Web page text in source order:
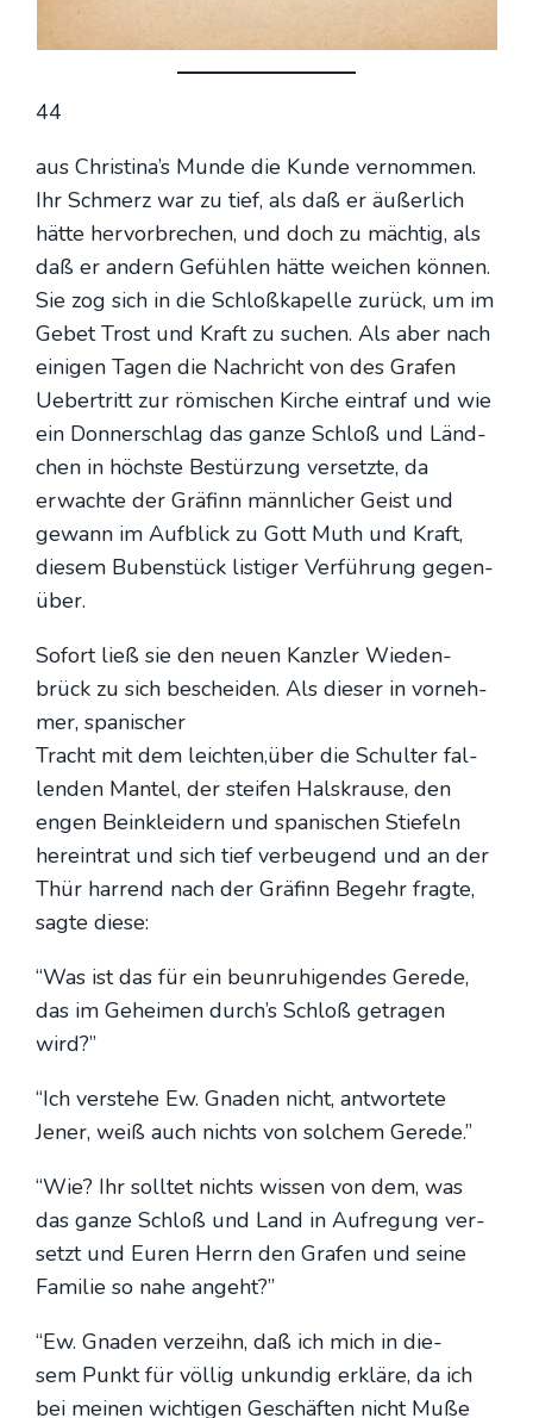
44
aus Christina’s Mun­de die Kun­de ver­nom­men.
Ihr Schmerz war zu tief, als daß er äußer­lich
hät­te her­vor­bre­chen, und doch zu mäch­tig, als
daß er andern Gefüh­len hät­te wei­chen kön­nen.
Sie zog sich in die Schloß­ka­pel­le zurück, um im
Gebet Trost und Kraft zu suchen. Als aber nach
eini­gen Tagen die Nach­richt von des Gra­fen
Ueber­tritt zur römi­schen Kir­che ein­traf und wie
ein Don­ner­schlag das gan­ze Schloß und Länd­
chen in höchs­te Bestür­zung ver­setz­te, da
erwach­te der Grä­finn männ­li­cher Geist und
gewann im Auf­blick zu Gott Muth und Kraft,
die­sem Buben­stück lis­ti­ger Ver­füh­rung gegen­
über.
Sofort ließ sie den neu­en Kanz­ler Wie­den­
brück zu sich beschei­den. Als die­ser in vor­neh­
mer, spa­ni­scher
Tracht mit dem leichten,über die Schul­ter fal­
len­den Man­tel, der stei­fen Hals­krau­se, den
engen Bein­klei­dern und spa­ni­schen Stie­feln
her­ein­trat und sich tief ver­beu­gend und an der
Thür har­rend nach der Grä­finn Begehr frag­te,
sag­te die­se:
“Was ist das für ein beun­ru­hi­gen­des Gere­de,
das im Gehei­men durch’s Schloß getra­gen
wird?”
“Ich ver­ste­he Ew. Gna­den nicht, ant­wor­te­te
Jener, weiß auch nichts von sol­chem Gere­de.”
“Wie? Ihr soll­tet nichts wis­sen von dem, was
das gan­ze Schloß und Land in Auf­re­gung ver­
setzt und Euren Herrn den Gra­fen und sei­ne
Fami­lie so nahe angeht?”
“Ew. Gna­den ver­zeihn, daß ich mich in die­
sem Punkt für völ­lig unkun­dig erklä­re, da ich
bei mei­nen wich­ti­gen Geschäf­ten nicht Muße